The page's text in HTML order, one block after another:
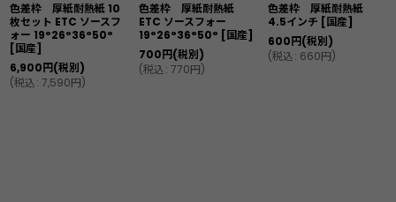
色差枠 厚紙耐熱紙 10
枚セット ETC ソースフ
ォー 19°26°36°50°
[国産]
6,900円(税別)
(税込: 7,590円)
色差枠 厚紙耐熱紙
ETC ソースフォー
19°26°36°50° [国産]
700円(税別)
(税込: 770円)
色差枠 厚紙耐熱紙
4.5インチ [国産]
600円(税別)
(税込: 660円)